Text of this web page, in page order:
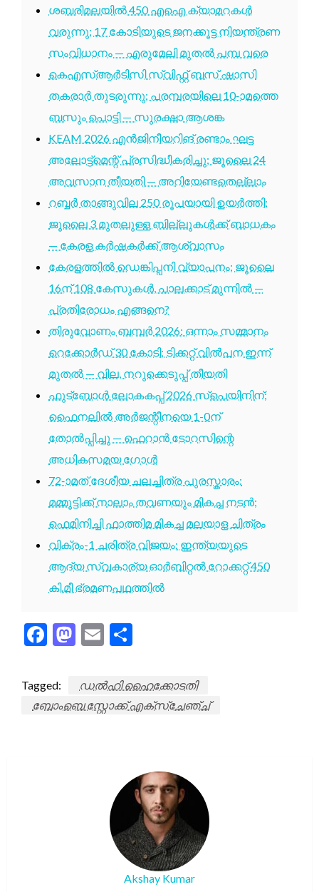
ശബരിമലയിൽ 450 എഐ ക്യാമറകൾ
വരുന്നു; 17 കോടിയുടെ ജനക്കൂട്ട നിയന്ത്രണ
സംവിധാനം — എരുമേലി മുതൽ പമ്പ വരെ
കെഎസ്ആർടിസി സ്വിഫ്റ്റ് ബസ് ഷാസി
തകരാർ തുടരുന്നു; പരമ്പരയിലെ 10-ാമത്തെ
ബസും പൊട്ടി — സുരക്ഷാ ആശങ്ക
KEAM 2026 എൻജിനീയറിങ് രണ്ടാം ഘട്ട
അലോട്ട്മെന്റ് പ്രസിദ്ധീകരിച്ചു; ജൂലൈ 24
അവസാന തീയതി — അറിയേണ്ടതെല്ലാം
റബ്ബർ താങ്ങുവില 250 രൂപയായി ഉയർത്തി;
ജൂലൈ 3 മുതലുള്ള ബില്ലുകൾക്ക് ബാധകം
— കേരള കർഷകർക്ക് ആശ്വാസം
കേരളത്തിൽ ഡെങ്കിപ്പനി വ്യാപനം; ജൂലൈ
16ന് 108 കേസുകൾ, പാലക്കാട് മുന്നിൽ —
പ്രതിരോധം എങ്ങനെ?
തിരുവോണം ബമ്പർ 2026: ഒന്നാം സമ്മാനം
റെക്കോർഡ് 30 കോടി; ടിക്കറ്റ് വിൽപന ഇന്ന്
മുതൽ — വില, നറുക്കെടുപ്പ് തീയതി
ഫുട്ബോൾ ലോകകപ്പ് 2026 സ്പെയിനിന്;
ഫൈനലിൽ അർജന്റീനയെ 1-0ന്
തോൽപ്പിച്ചു — ഫെറാൻ ടോറസിന്റെ
അധികസമയ ഗോൾ
72-ാമത് ദേശീയ ചലച്ചിത്ര പുരസ്കാരം:
മമ്മൂട്ടിക്ക് നാലാം തവണയും മികച്ച നടൻ;
ഫെമിനിച്ചി ഫാത്തിമ മികച്ച മലയാള ചിത്രം
വിക്രം-1 ചരിത്ര വിജയം: ഇന്ത്യയുടെ
ആദ്യ സ്വകാര്യ ഓർബിറ്റൽ റോക്കറ്റ് 450
കി.മീ ഭ്രമണപഥത്തിൽ
Facebook
Mastodon
Email
Tagged:
ഡൽഹി ഹൈക്കോടതി
ബോംബെ സ്റ്റോക്ക് എക്സ്ചേഞ്ച്
Akshay Kumar